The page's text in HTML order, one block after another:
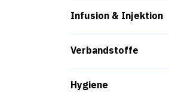
Infusion & Injektion
Verbandstoffe
Hygiene